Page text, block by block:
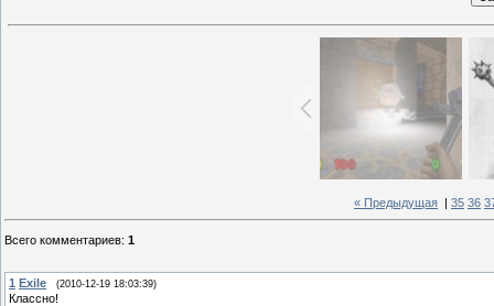
« Предыдущая 35 36
Всего комментариев: 1
1 Exile (2010-12-19 18:03:39)
Классно!